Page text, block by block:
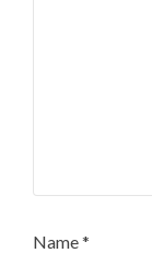
Name*